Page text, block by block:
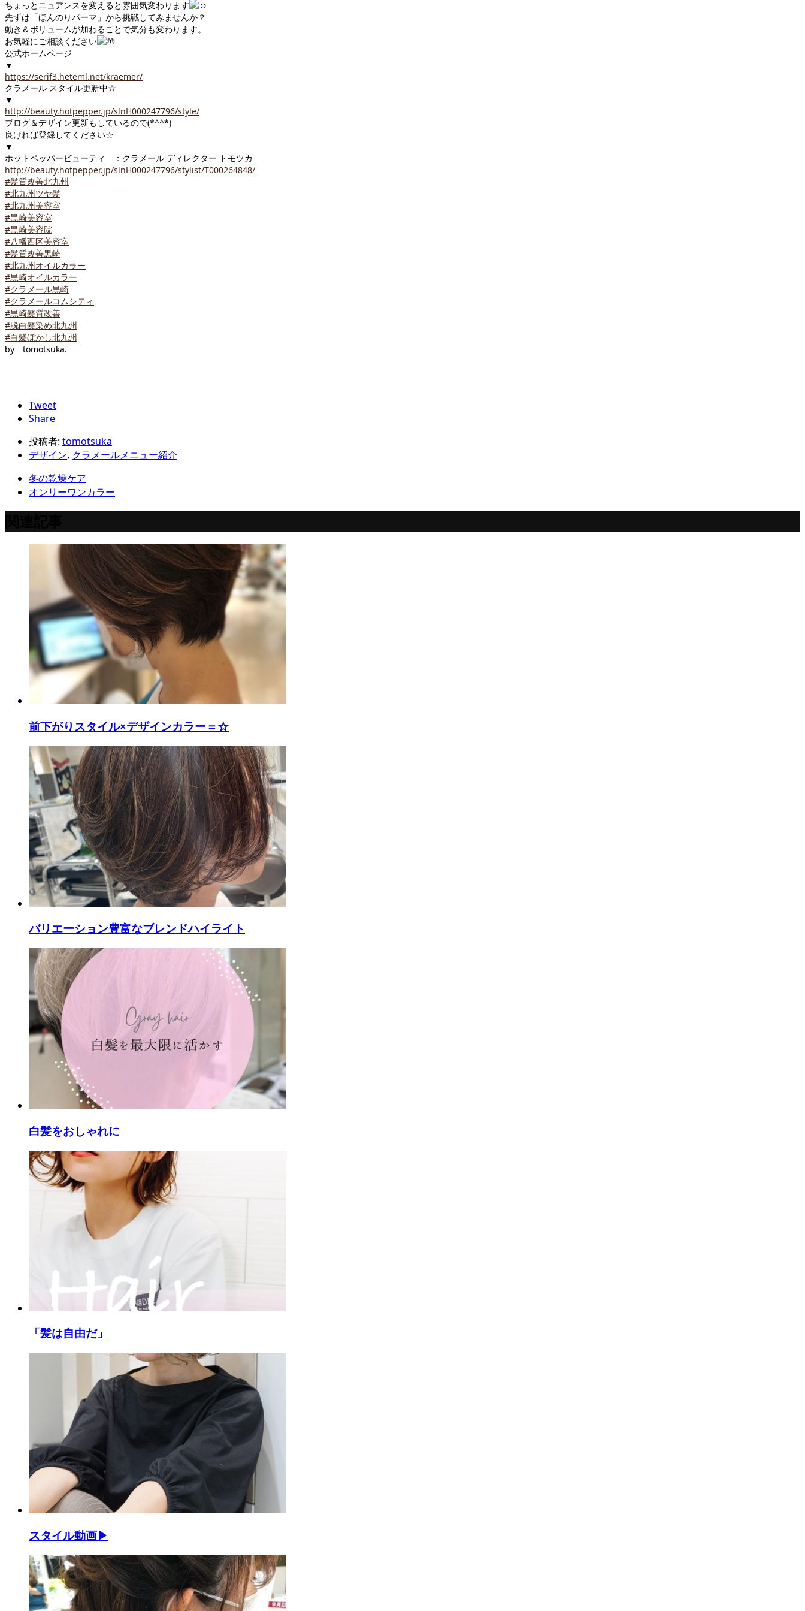
ちょっとニュアンスを変えると雰囲気変わります
先ずは「ほんのりパーマ」から挑戦してみませんか？
動き＆ボリュームが加わることで気分も変わります。
お気軽にご相談ください
公式ホームページ
▼
https://serif3.heteml.net/kraemer/
クラメール スタイル更新中☆
▼
http://beauty.hotpepper.jp/slnH000247796/style/
ブログ＆デザイン更新もしているので(*^^*)
良ければ登録してください☆
▼
ホットペッパービューティ ：クラメール ディレクター トモツカ
http://beauty.hotpepper.jp/slnH000247796/stylist/T000264848/
#髪質改善北九州
#北九州ツヤ髪
#北九州美容室
#黒崎美容室
#黒崎美容院
#八幡西区美容室
#髪質改善黒崎
#北九州オイルカラー
#黒崎オイルカラー
#クラメール黒崎
#クラメールコムシティ
#黒崎髪質改善
#脱白髪染め北九州
#白髪ぼかし北九州
by tomotsuka.
Tweet
Share
投稿者: tomotsuka
デザイン, クラメールメニュー紹介
冬の乾燥ケア
オンリーワンカラー
前下がりスタイル×デザインカラー＝☆
バリエーション豊富なブレンドハイライト
白髪をおしゃれに
「髪は自由だ」
スタイル動画▶